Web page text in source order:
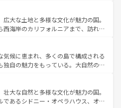
しい。
町や、スイスならではのユニークな
ス観光だけでなく町歩きも満喫する
の所得が高いため物価も高いが、旅行
を楽しむこともできる。 なお、新
ンテンツ一覧 を参照してほしい。
大な土地と多様な文化が魅力の国。
西海岸のカリフォルニアまで、訪れる
観光、ショッピング、エンターテイ
刺激的なスポットだ。一方、アメリカ
がり、グランドキャニオンやイエロー
では、音楽と美食が融合した独特の
アメリカの各地域で異なる魅力を楽
様性と豊かな歴史を感じることができ
気候に恵まれ、多くの島で構成される
独自の魅力をもっている。大自然の神
また、定番の観光地といえばオアフ
求めるならマウイ島やカウアイ島が
ドグリーンに輝く海をはじめ、豊かな
大な自然と多様な文化が魅力の国。
であるシドニー・オペラハウス、オー